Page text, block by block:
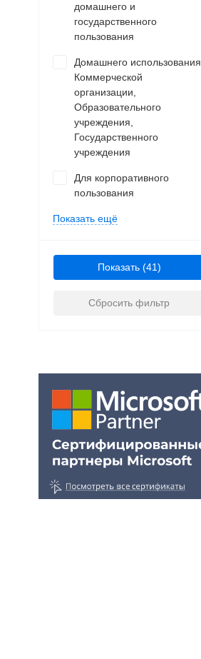
домашнего и
государственного
пользования
Домашнего использования,
Коммерческой
организации,
Образовательного
учреждения,
Государственного
учреждения
Для корпоративного
пользования
Показать ещё
Показать
Сбросить фильтр